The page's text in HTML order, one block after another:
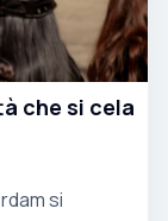
che si cela
si